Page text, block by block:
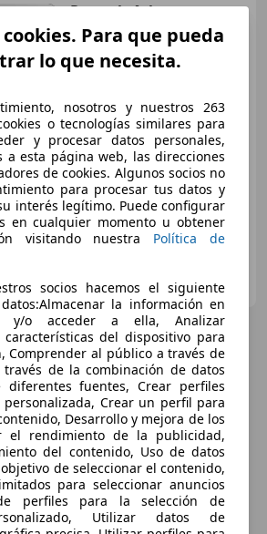
Renault Arkana
E-TECH full hybrid 105kW(145CV
Buenprecio
km Gasolina
105 kW (143 CV)
Para que pueda
lo que necesita.
nosotros y nuestros 263
o tecnologías similares para
y procesar datos personales,
a esta página web, las direcciones
de cookies. Algunos socios no
para procesar tus datos y
interés legítimo. Puede configurar
en cualquier momento u obtener
visitando nuestra Política de
socios hacemos el siguiente
la información en
y/o acceder a ella, Analizar
del dispositivo para
Comprender al público a través de
de la combinación de datos
diferentes fuentes, Crear perfiles
Crear un perfil para
Desarrollo y mejora de los
el rendimiento de la publicidad,
del contenido, Uso de datos
de seleccionar el contenido,
para seleccionar anuncios
perfiles para la selección de
Utilizar datos de